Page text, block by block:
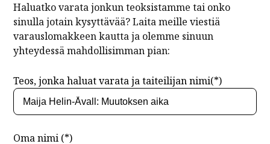
Haluatko varata jonkun teoksistamme tai onko
sinulla jotain kysyttävää? Laita meille viestiä
varauslomakkeen kautta ja olemme sinuun
yhteydessä mahdollisimman pian:
Teos, jonka haluat varata ja taiteilijan nimi(*)
Oma nimi (*)